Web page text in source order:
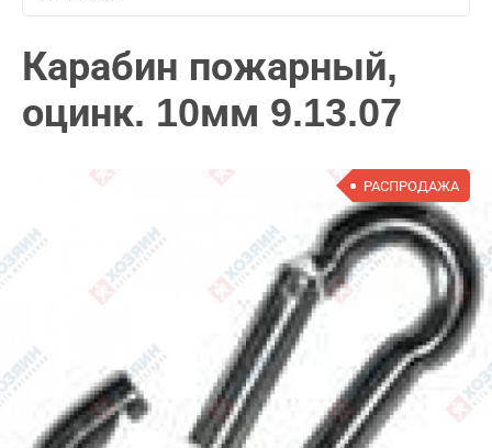
Карабин пожарный,
оцинк. 10мм 9.13.07
РАСПРОДАЖА